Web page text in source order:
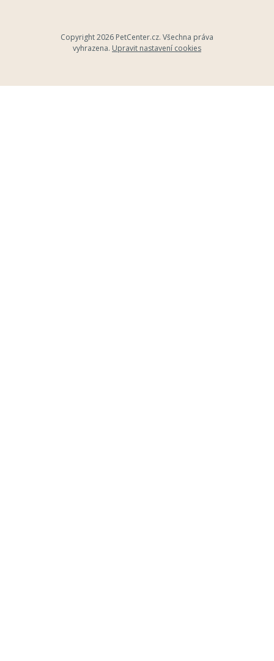
Copyright 2026 PetCenter.cz. Všechna práva
vyhrazena. Upravit nastavení cookies